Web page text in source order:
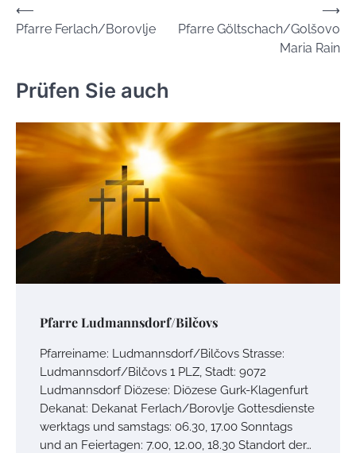
Beitrags-
Navigation
⟵
Pfarre Ferlach/Borovlje
Pfarre Göltschach/Golšovo
Maria Rain
⟶
Prüfen Sie auch
Pfarre Ludmannsdorf/Bilčovs
Pfarreiname: Ludmannsdorf/Bilčovs Strasse:
Ludmannsdorf/Bilčovs 1 PLZ, Stadt: 9072
Ludmannsdorf Diözese: Diözese Gurk-Klagenfurt
Dekanat: Dekanat Ferlach/Borovlje Gottesdienste
werktags und samstags: 06.30, 17.00 Sonntags
und an Feiertagen: 7.00, 12.00, 18.30 Standort der…